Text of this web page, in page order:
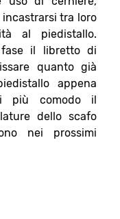
tra loro
al piedistallo.
il libretto di
quanto già
appena
più comodo il
dello scafo
nei prossimi